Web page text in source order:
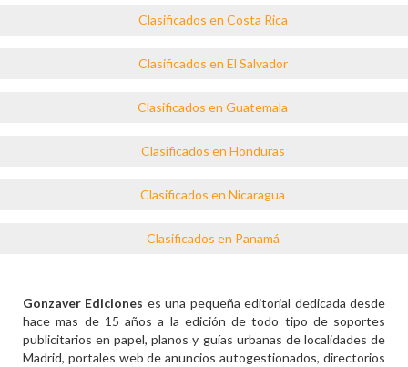
Clasificados en Costa Rica
Clasificados en El Salvador
Clasificados en Guatemala
Clasificados en Honduras
Clasificados en Nicaragua
Clasificados en Panamá
Gonzaver Ediciones es una pequeña editorial dedicada desde
hace mas de 15 años a la edición de todo tipo de soportes
publicitarios en papel, planos y guías urbanas de localidades de
Madrid, portales web de anuncios autogestionados, directorios